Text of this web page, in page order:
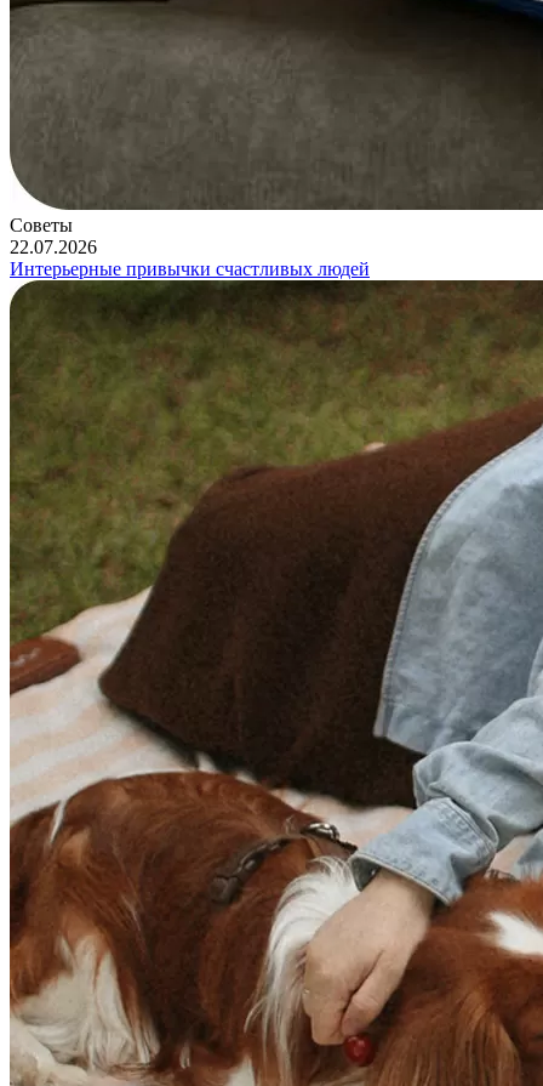
Советы
22.07.2026
Интерьерные привычки счастливых людей